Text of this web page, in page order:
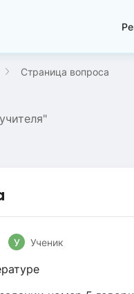
Страница вопроса
У Ученик